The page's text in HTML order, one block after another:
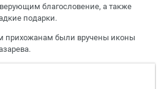
благословение, а также
подарки.
прихожанам были вручены иконы